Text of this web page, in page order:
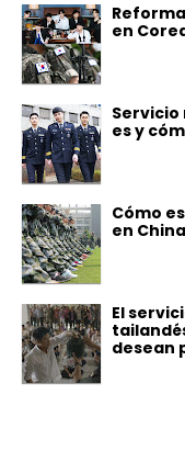
en
Servicio
es y
Cómo
en
El
desean